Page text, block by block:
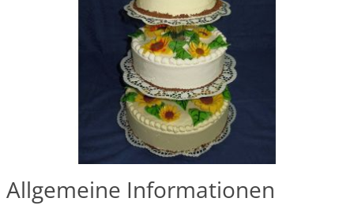
Allgemeine Informationen